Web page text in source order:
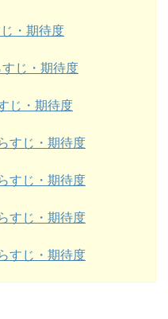
・期待度
じ・期待度
じ・期待度
すじ・期待度
すじ・期待度
すじ・期待度
すじ・期待度